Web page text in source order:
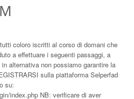
coloro iscritti al corso di domani che
a effettuare i seguenti passaggi, a
alternativa non possiamo garantire la
sulla piattaforma Selperfad
su:
index.php NB: verificare di aver